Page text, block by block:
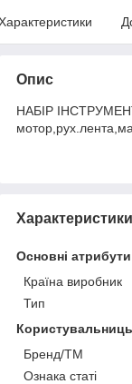
Опис
НАБІР
Характеристики
Основні атрибути
Країна виробник
Тип
Бренд/ТМ
Ознака статі